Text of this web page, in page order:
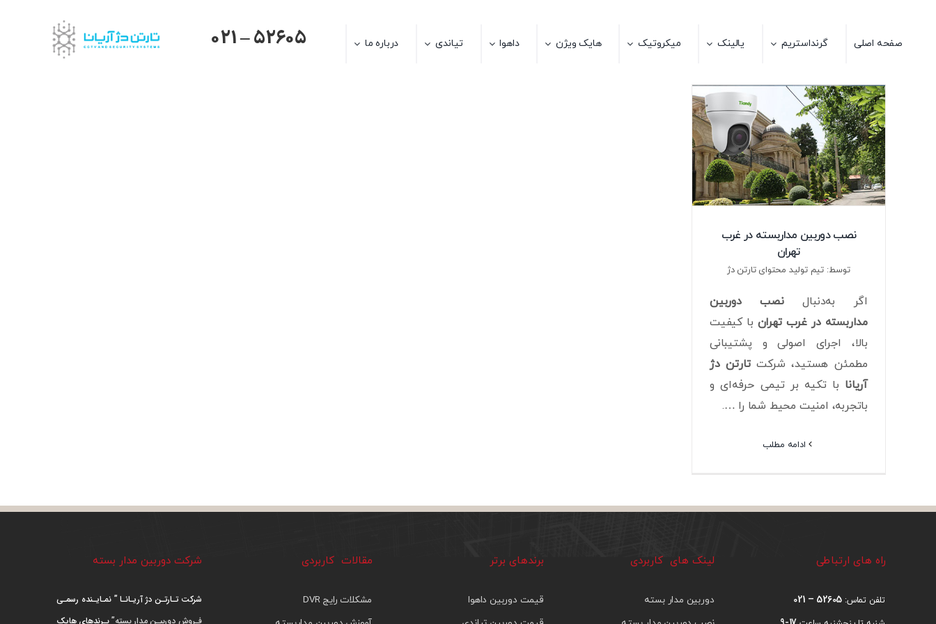
صفحه اصلی گرنداستریم یالینک میکروتیک هایک ویژن داهوا تیاندی درباره ما 021 – 52605
نصب دوربین مداربسته در غرب
تهران
توسط: تیم تولید محتوای تارتن دژ
اگر به‌دنبالنصب دوربین
مداربسته در غرب تهران با کیفیت
بالا، اجرای اصولی و پشتیبانی
مطمئن هستید، شرکتتارتن دژ
آریانا با تکیه بر تیمی حرفه‌ای و
باتجربه، امنیت محیط شما را ….
ادامه مطلب
راه های ارتباطی
تلفن تماس: 52605 – 021
لینک های کاربردی
دوربین مدار بسته
برندهای برتر
قیمت دوربین داهوا
مقالات کاربردی
مشکلات رایج DVR
شرکت دوربین مدار بسته
شرکت تـارتـن دژ آریـانـا ” نمـایـنده رسمـی
فـروش دوربیـن مدار بسته”بـرندهای هایک